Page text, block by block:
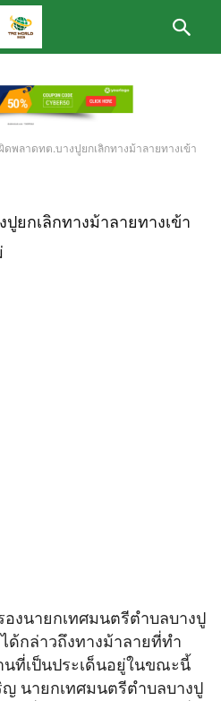
ดพลาดทต.บางปูยกเลิกทางม้าลายทางเข้า
ยกเลิกทางม้าลายทางเข้า
งนายกเทศมนตรีตำบลบางปู
ด้กล่าวถึงทางม้าลายที่ทำ
นที่เป็นประเด็นอยู่ในขณะนี้
นายกเทศมนตรีตำบลบางปู